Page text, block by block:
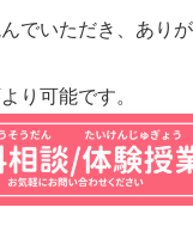
でいただき、あり
り可能です。